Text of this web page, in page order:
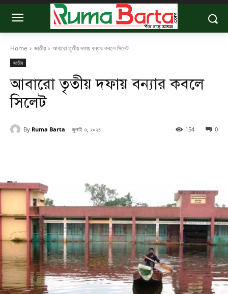
Home জাতীয় আবারো তৃতীয় দফায় বন্যার কবলে সিলেট
জাতীয়
আবারো তৃতীয় দফায় বন্যার কবলে
সিলেট
By Ruma Barta জুলাই ৩, ২০২৪ 0
154